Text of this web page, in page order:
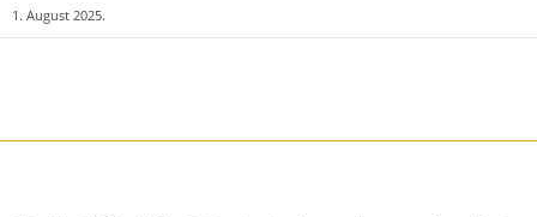
1. August 2025.